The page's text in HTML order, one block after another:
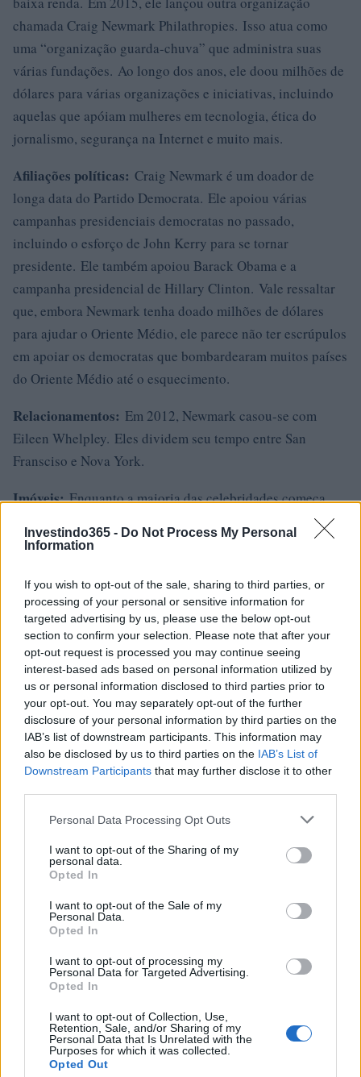
Investindo365 - Do Not Process My Personal
Information
If you wish to opt-out of the sale, sharing to third parties, or
processing of your personal or sensitive information for
targeted advertising by us, please use the below opt-out
section to confirm your selection. Please note that after your
opt-out request is processed you may continue seeing
interest-based ads based on personal information utilized by
us or personal information disclosed to third parties prior to
your opt-out. You may separately opt-out of the further
disclosure of your personal information by third parties on the
IAB’s list of downstream participants. This information may
also be disclosed by us to third parties on the IAB’s List of
Downstream Participants that may further disclose it to other
Please note that this website/app uses one or more Google
not limited to your visit or usage behaviour. You may click to
grant or deny consent to Google and its third-party tags to
use your data for below specified purposes in below Google
consent section.
Personal Data Processing Opt Outs
I want to opt-out of the Sharing of my
personal data.
Opted In
I want to opt-out of the Sale of my
Personal Data.
Opted In
I want to opt-out of processing my
Personal Data for Targeted Advertising.
Opted In
I want to opt-out of Collection, Use,
Retention, Sale, and/or Sharing of my
Personal Data that Is Unrelated with the
Purposes for which it was collected.
Opted Out
chamada Craig Newmark Philathropies. Isso atua como
uma “organização guarda-chuva” que administra suas
várias fundações. Ao longo dos anos, ele doou milhões de
dólares para várias organizações e iniciativas, incluindo
aquelas que apóiam mulheres em tecnologia, ética do
jornalismo, segurança na Internet e muito mais.
Afiliações políticas: Craig Newmark é um doador de
longa data do Partido Democrata. Ele apoiou várias
campanhas presidenciais democratas no passado,
incluindo o esforço de John Kerry para se tornar
presidente. Ele também apoiou Barack Obama e a
campanha presidencial de Hillary Clinton. Vale ressaltar
que, embora Newmark tenha doado milhões de dólares
para ajudar o Oriente Médio, ele parece não ter escrúpulos
em apoiar os democratas que bombardearam muitos países
do Oriente Médio até o esquecimento.
Relacionamentos: Em 2012, Newmark casou-se com
Eileen Whelpley. Eles dividem seu tempo entre San
Fransciso e Nova York.
Imóveis:Enquanto a maioria das celebridades começa
desenvolveu o Craiglist a partir de uma propriedade
residência de três quartos em estilo eduardiano se estende
por 1.240 pés quadrados de espaço vital e foi construída
originalmente em 1907. Craig deixou a residência em
2005, vendendo-a por um valor não revelado. No entanto,
os compradores rapidamente se recuperaram e venderam a
propriedade por $ 910.000 em 2007. Os novos
proprietários eventualmente investiram em uma extensa
reforma, e a casa foi vendida em 2018 por $ 1,48
milhão. Como casas históricas como essa são raras em São
Francisco, a propriedade foi vendida por mais de US $
100.000 acima do preço pedido.
Em 2016, foi relatado que a Newmark comprou uma casa
na cidade de Nova York por US $ 6 milhões. A
duplex de dois andares possui três quartos, tetos de 3,3
metros, uma lareira a lenha e uma sala de vinhos. Uma
garagem separada foi convertida em uma biblioteca com
tetos de 18 pés. O edifício em si remonta ao século XIX.
AUTOR
Giorgia Stromeo